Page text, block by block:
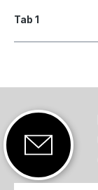
Tab 1